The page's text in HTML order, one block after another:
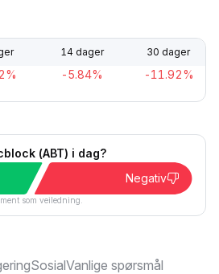
14 dager 30 dager
-5.84% -11.92%
(ABT) i dag?
Negativ
som veiledning.
SosialVanlige spørsmål